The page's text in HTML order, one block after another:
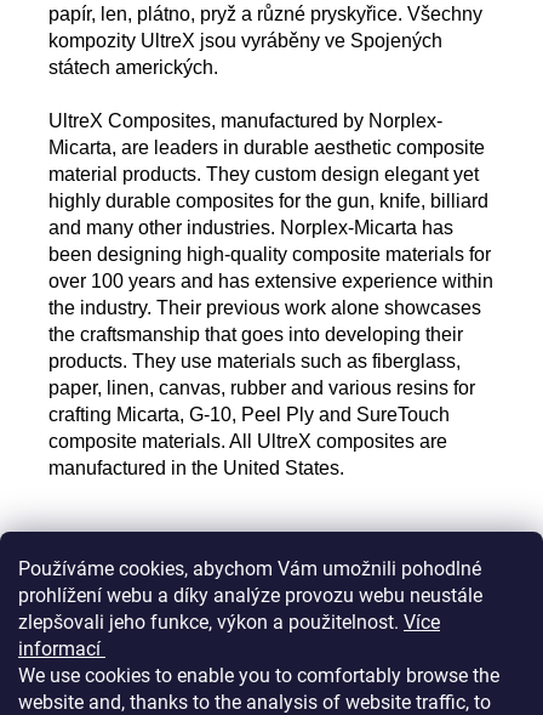
Používáme cookies, abychom Vám umožnili pohodlné
prohlížení webu a díky analýze provozu webu neustále
zlepšovali jeho funkce, výkon a použitelnost. Více
informací
We use cookies to enable you to comfortably browse the
website and, thanks to the analysis of website traffic, to
papír, len, plátno, pryž a různé pryskyřice. Všechny
kompozity UltreX jsou vyráběny ve Spojených
státech amerických.
UltreX Composites, manufactured by Norplex-
Micarta, are leaders in durable aesthetic composite
material products. They custom design elegant yet
highly durable composites for the gun, knife, billiard
and many other industries. Norplex-Micarta has
been designing high-quality composite materials for
over 100 years and has extensive experience within
the industry. Their previous work alone showcases
the craftsmanship that goes into developing their
products. They use materials such as fiberglass,
paper, linen, canvas, rubber and various resins for
crafting Micarta, G-10, Peel Ply and SureTouch
composite materials. All UltreX composites are
manufactured in the United States.
Informace pro vás